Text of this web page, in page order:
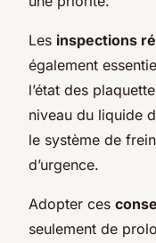
Les inspections
également
l’état des
niveau du liquide
le système de
d’urgence.
Adopter ces
seulement de